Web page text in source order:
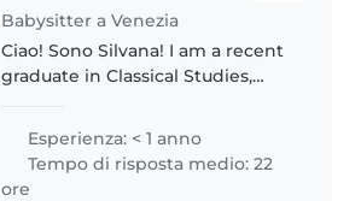
Babysitter a Venezia
Ciao! Sono Silvana! I am a recent
graduate in Classical Studies,
passion with a positive attitude,
determination, and competence.
I have a love for literature,..
Esperienza: < 1 anno
Tempo di risposta medio: 22
ore